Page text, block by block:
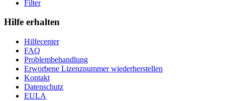
Filter
Hilfe erhalten
Hilfecenter
FAQ
Problembehandlung
Erworbene Lizenznummer wiederherstellen
Kontakt
Datenschutz
EULA